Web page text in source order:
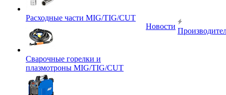
Расходные части MIG/TIG/CUT
Сварочные горелки и
плазмотроны MIG/TIG/CUT
Новости